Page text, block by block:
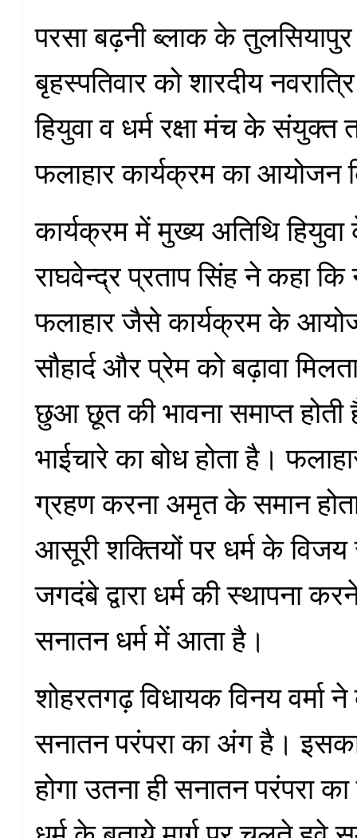
परसा बढ़नी ब्लाक के तुलसियापुर
बृहस्पतिवार को शारदीय
हियुवा व धर्म रक्षा मंच के संयुक्त
फलाहार कार्यक्रम का आयोजन
कार्यक्रम में मुख्य अतिथि
राघवेन्द्र प्रताप सिंह ने कहा कि
फलाहार जैसे कार्यक्रम के
सौहार्द और प्रेम को बढ़ावा
छुआ छूत की भावना समाप्त
भाईचारे का बोध होता है।
ग्रहण करना अमृत के समान
आसूरी शक्तियों पर धर्म के
जगदंबे द्वारा धर्म की स्थापना
सनातन धर्म में आता है।
शोहरतगढ़ विधायक विनय वर्मा
सनातन परंपरा का अंग है।
होगा उतना ही सनातन परंपरा